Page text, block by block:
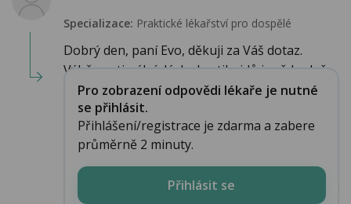
Specializace: Praktické lékařství pro dospělé
Dobrý den, paní Evo, děkuji za Váš dotaz.
Výběr optimální dávky kortikoidů je vždy slož...
Pro zobrazení odpovědi lékaře je nutné
se přihlásit.
Přihlášení/registrace je zdarma a zabere
průměrně 2 minuty.
Přihlásit se